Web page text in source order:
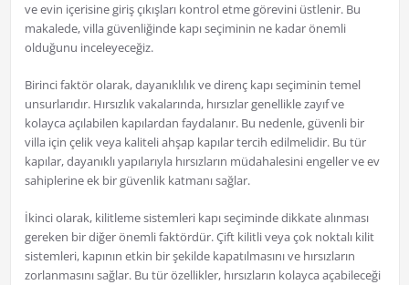
ve evin içerisine giriş çıkışları kontrol etme görevini üstlenir. Bu
makalede, villa güvenliğinde kapı seçiminin ne kadar önemli
olduğunu inceleyeceğiz.
Birinci faktör olarak, dayanıklılık ve direnç kapı seçiminin temel
unsurlarıdır. Hırsızlık vakalarında, hırsızlar genellikle zayıf ve
kolayca açılabilen kapılardan faydalanır. Bu nedenle, güvenli bir
villa için çelik veya kaliteli ahşap kapılar tercih edilmelidir. Bu tür
kapılar, dayanıklı yapılarıyla hırsızların müdahalesini engeller ve ev
sahiplerine ek bir güvenlik katmanı sağlar.
İkinci olarak, kilitleme sistemleri kapı seçiminde dikkate alınması
gereken bir diğer önemli faktördür. Çift kilitli veya çok noktalı kilit
sistemleri, kapının etkin bir şekilde kapatılmasını ve hırsızların
zorlanmasını sağlar. Bu tür özellikler, hırsızların kolayca açabileceği